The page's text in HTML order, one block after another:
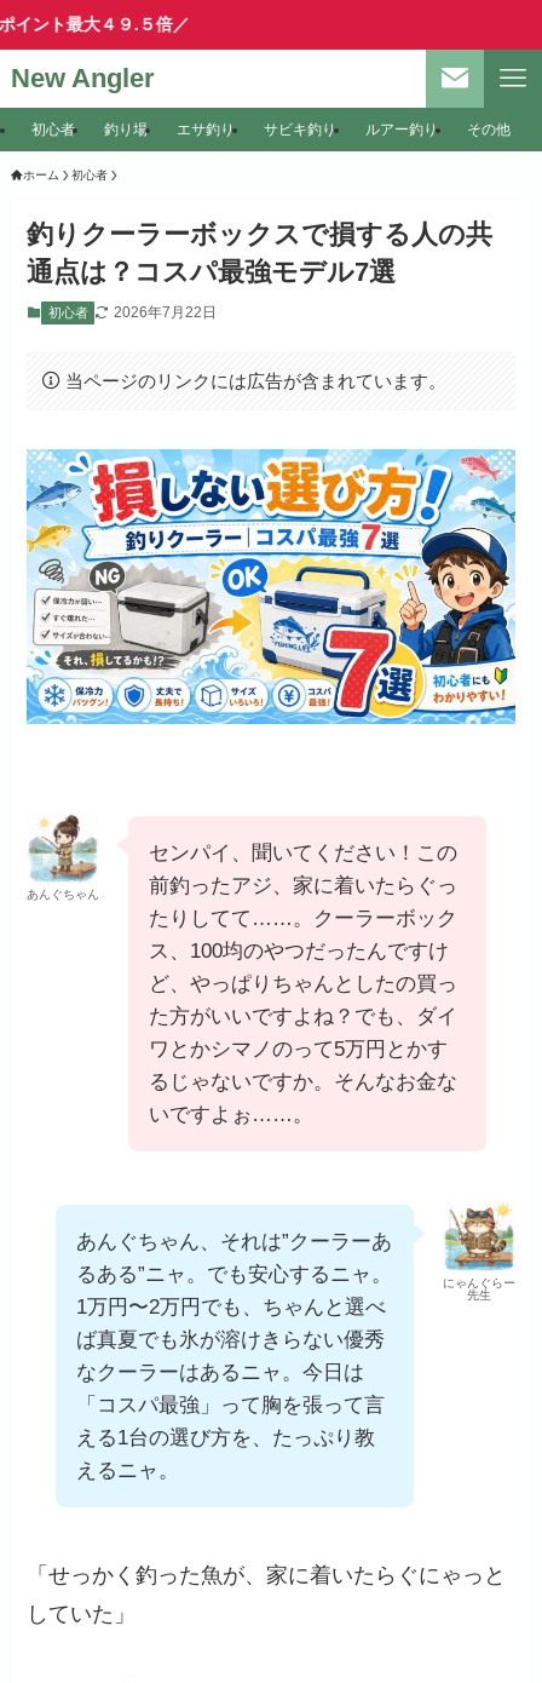
９.５倍／
New Angler
初心者 釣り場 エサ釣り サビキ釣り ルアー釣り その他
ホーム 初心者
釣りクーラーボックスで損する人の共
通点は？コスパ最強モデル7選
初心者 2026年7月22日
当ページのリンクには広告が含まれています。
あんぐちゃん
センパイ、聞いてください！この
前釣ったアジ、家に着いたらぐっ
たりしてて……。クーラーボック
ス、100均のやつだったんですけ
ど、やっぱりちゃんとしたの買っ
た方がいいですよね？でも、ダイ
ワとかシマノのって5万円とかす
るじゃないですか。そんなお金な
いですよぉ……。
にゃんぐらー
先生
あんぐちゃん、それは”クーラーあ
るある”ニャ。でも安心するニャ。
1万円〜2万円でも、ちゃんと選べ
ば真夏でも氷が溶けきらない優秀
なクーラーはあるニャ。今日は
「コスパ最強」って胸を張って言
える1台の選び方を、たっぷり教
えるニャ。
「せっかく釣った魚が、家に着いたらぐにゃっと
していた」